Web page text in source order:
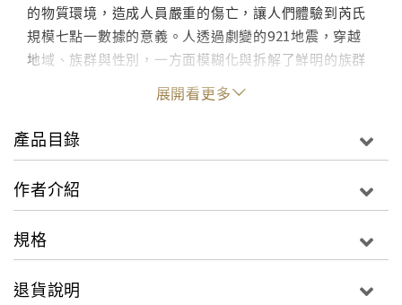
的物質環境，造成人員嚴重的傷亡，讓人們體驗到芮氏
規模七點一數據的意義。人透過劇變的921地震，穿越
地域、族群與性別，一方面模糊化與拆解了鮮明的族群
特性，另一方面卻擴大了族群性格的想像。
一群居住在臺中石岡地區的婦女，她們和你我一樣，都
經歷了這場百年大震，地震摧毀了她們的家園，她們流
在地方特有的伙房與父系繼嗣群體的限制下，突破了伙
發，通過傳統美食工作的展演，轉換生命的舞台，重新
展開看更多
產品目錄
作者介紹
規格
退貨說明